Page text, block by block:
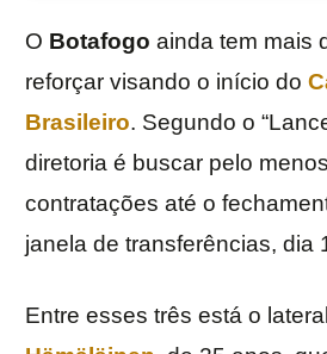
O Botafogo ainda tem mais
reforçar visando o início do
Brasileiro. Segundo o
diretoria é buscar pelo
contratações até o
janela de transferências, dia
Entre esses três está o